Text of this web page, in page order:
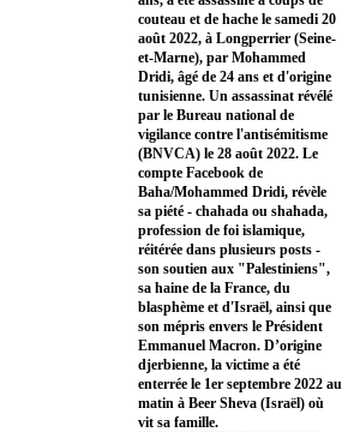
couteau et de hache le samedi 20
août 2022, à Longperrier (Seine-
et-Marne), par Mohammed
Dridi, âgé de 24 ans et d'origine
tunisienne. Un assassinat révélé
par le Bureau national de
vigilance contre l'antisémitisme
(BNVCA) le 28 août 2022. Le
compte Facebook de
Baha/Mohammed Dridi, révèle
sa piété - chahada ou shahada,
profession de foi islamique,
réitérée dans plusieurs posts -
son soutien aux "Palestiniens",
sa haine de la France, du
blasphème et d'Israël, ainsi que
son mépris envers le Président
Emmanuel Macron. D’origine
djerbienne, la victime a été
enterrée le 1er septembre 2022 au
matin à Beer Sheva (Israël) où
vit sa famille.